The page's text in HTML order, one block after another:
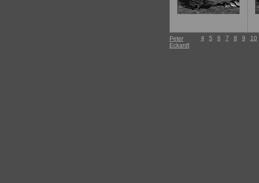
4 5 6 7 8 9 10
Peter
Eckardt